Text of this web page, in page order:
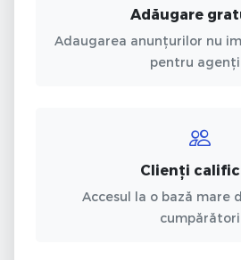
Adăugare
Adaugarea anunțurilor nu
pentru
Clienți
Accesul la o bază mare
cumpărători